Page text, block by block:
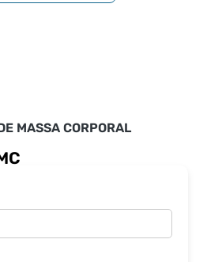
MASSA CORPORAL